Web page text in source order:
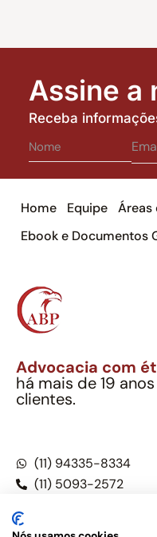
Assine a
Receba
Home Equipe Áreas
Ebook e Documentos
Advocacia com
há mais de 19
clientes.
(11) 94335-8334
(11) 5093-2572